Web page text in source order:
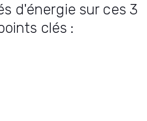
d'énergie sur ces 3
clés :